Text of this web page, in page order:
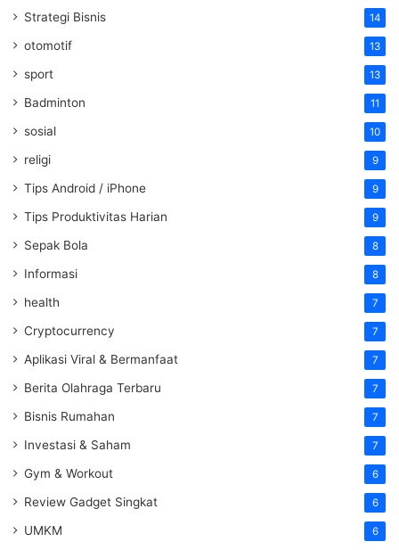
Strategi Bisnis 14
otomotif 13
sport 13
Badminton 11
sosial 10
religi 9
Tips Android / iPhone 9
Tips Produktivitas Harian 9
Sepak Bola 8
Informasi 8
health 7
Cryptocurrency 7
Aplikasi Viral & Bermanfaat 7
Berita Olahraga Terbaru 7
Bisnis Rumahan 7
Investasi & Saham 7
Gym & Workout 6
Review Gadget Singkat 6
UMKM 6